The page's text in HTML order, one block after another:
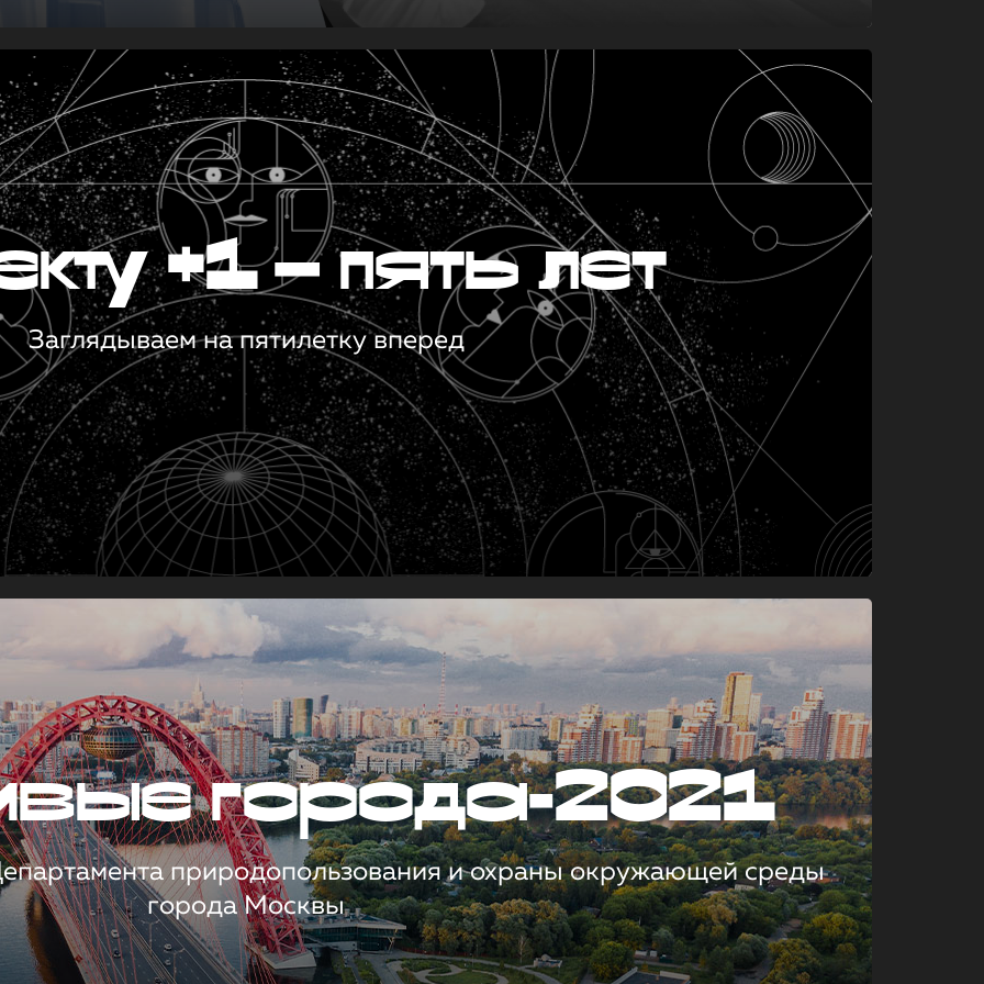
+1 — пять лет
Заглядываем на пятилетку вперед
города-2021
природопользования и охраны окружающей среды
города Москвы